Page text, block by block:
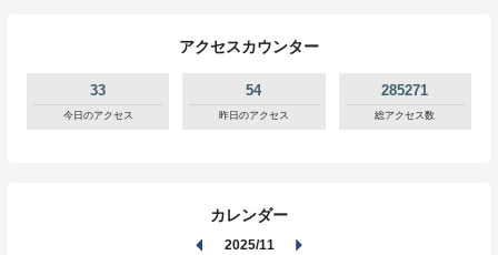
アクセスカウンター
33
今日のアクセス
54
昨日のアクセス
285271
総アクセス数
カレンダー
2025/11